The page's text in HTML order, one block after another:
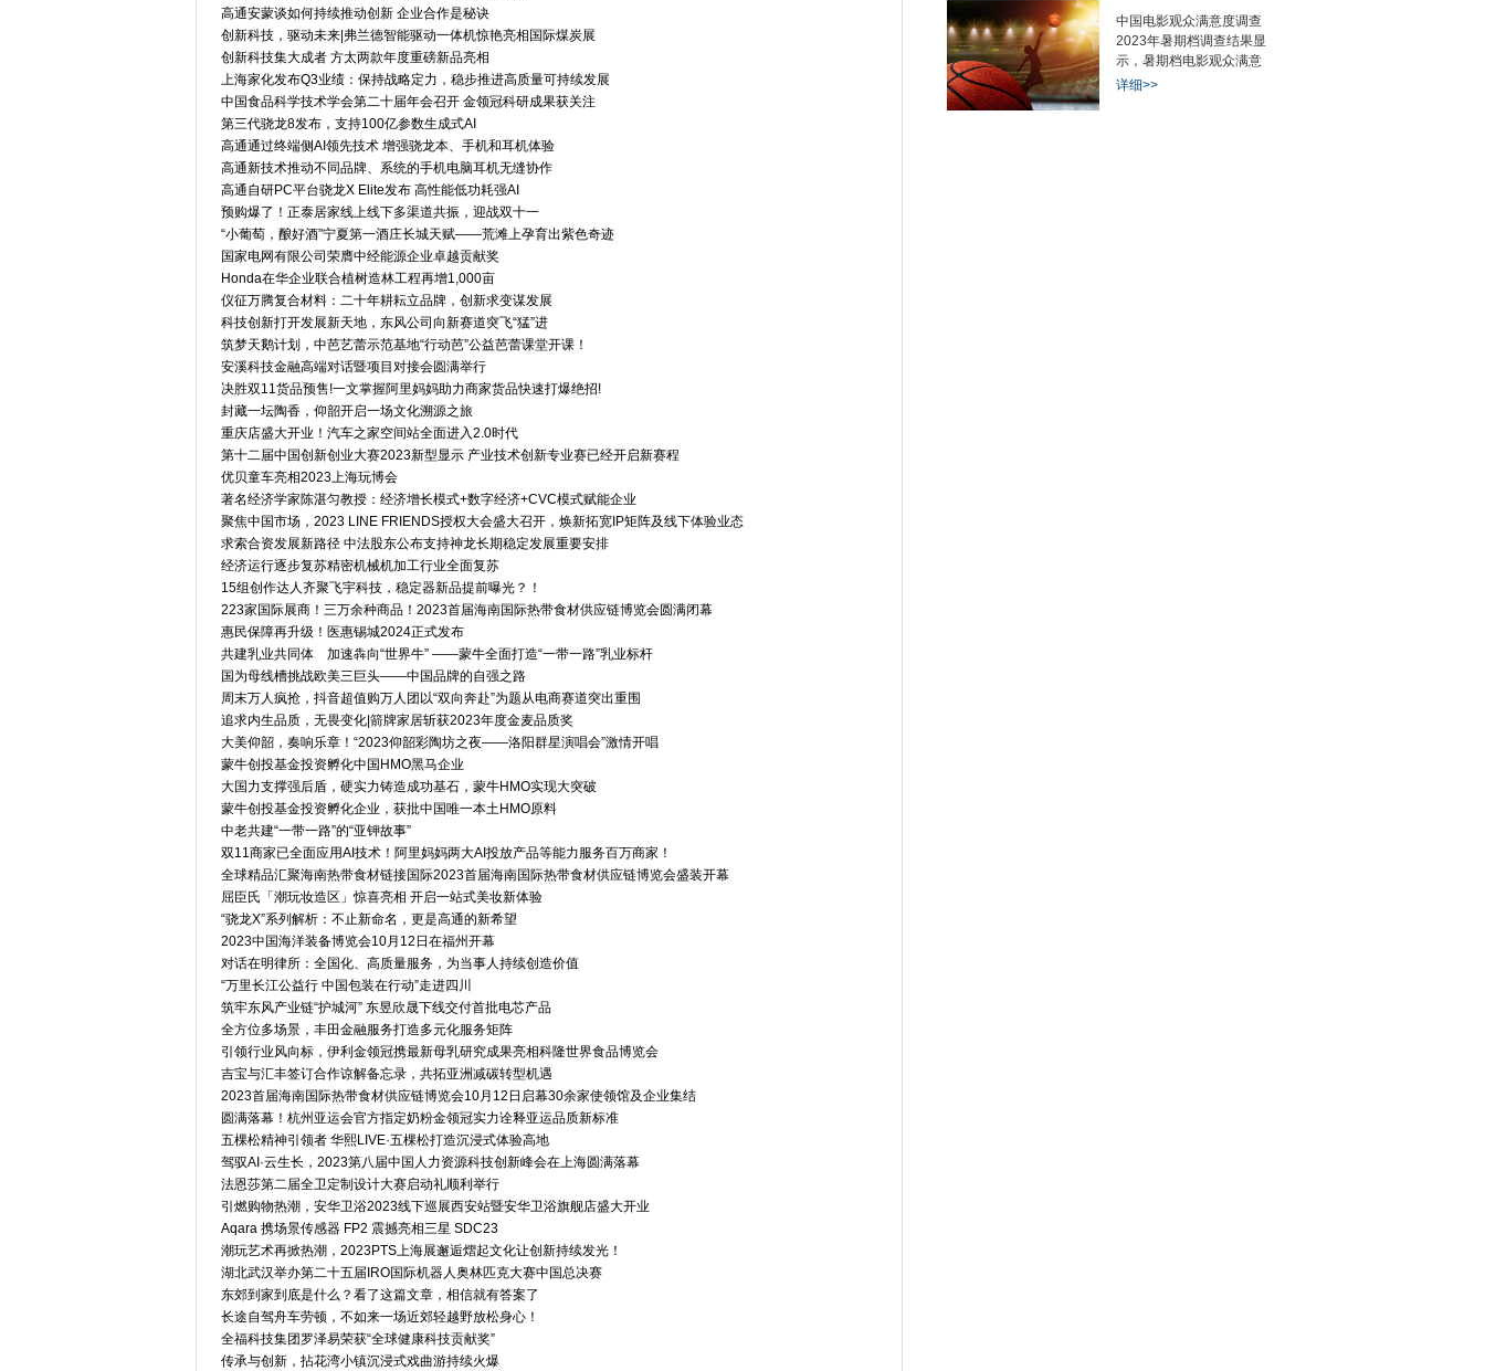
高通安蒙谈如何持续推动创新 企业合作是秘诀
创新科技，驱动未来|弗兰德智能驱动一体机惊艳亮相国际煤炭展
创新科技集大成者 方太两款年度重磅新品亮相
上海家化发布Q3业绩：保持战略定力，稳步推进高质量可持续发展
中国食品科学技术学会第二十届年会召开 金领冠科研成果获关注
第三代骁龙8发布，支持100亿参数生成式AI
高通通过终端侧AI领先技术 增强骁龙本、手机和耳机体验
高通新技术推动不同品牌、系统的手机电脑耳机无缝协作
高通自研PC平台骁龙X Elite发布 高性能低功耗强AI
预购爆了！正泰居家线上线下多渠道共振，迎战双十一
“小葡萄，酿好酒”宁夏第一酒庄长城天赋——荒滩上孕育出紫色奇迹
国家电网有限公司荣膺中经能源企业卓越贡献奖
Honda在华企业联合植树造林工程再增1,000亩
仪征万腾复合材料：二十年耕耘立品牌，创新求变谋发展
科技创新打开发展新天地，东风公司向新赛道突飞“猛”进
筑梦天鹅计划，中芭艺蕾示范基地“行动芭”公益芭蕾课堂开课！
安溪科技金融高端对话暨项目对接会圆满举行
决胜双11货品预售!一文掌握阿里妈妈助力商家货品快速打爆绝招!
封藏一坛陶香，仰韶开启一场文化溯源之旅
重庆店盛大开业！汽车之家空间站全面进入2.0时代
第十二届中国创新创业大赛2023新型显示 产业技术创新专业赛已经开启新赛程
优贝童车亮相2023上海玩博会
著名经济学家陈湛匀教授：经济增长模式+数字经济+CVC模式赋能企业
聚焦中国市场，2023 LINE FRIENDS授权大会盛大召开，焕新拓宽IP矩阵及线下体验业态
求索合资发展新路径 中法股东公布支持神龙长期稳定发展重要安排
经济运行逐步复苏精密机械机加工行业全面复苏
15组创作达人齐聚飞宇科技，稳定器新品提前曝光？！
223家国际展商！三万余种商品！2023首届海南国际热带食材供应链博览会圆满闭幕
惠民保障再升级！医惠锡城2024正式发布
共建乳业共同体 加速犇向“世界牛” ——蒙牛全面打造“一带一路”乳业标杆
国为母线槽挑战欧美三巨头——中国品牌的自强之路
周末万人疯抢，抖音超值购万人团以“双向奔赴”为题从电商赛道突出重围
追求内生品质，无畏变化|箭牌家居斩获2023年度金麦品质奖
大美仰韶，奏响乐章！“2023仰韶彩陶坊之夜——洛阳群星演唱会”激情开唱
蒙牛创投基金投资孵化中国HMO黑马企业
大国力支撑强后盾，硬实力铸造成功基石，蒙牛HMO实现大突破
蒙牛创投基金投资孵化企业，获批中国唯一本土HMO原料
中老共建“一带一路”的“亚钾故事”
双11商家已全面应用AI技术！阿里妈妈两大AI投放产品等能力服务百万商家！
全球精品汇聚海南热带食材链接国际2023首届海南国际热带食材供应链博览会盛装开幕
屈臣氏「潮玩妆造区」惊喜亮相 开启一站式美妆新体验
“骁龙X”系列解析：不止新命名，更是高通的新希望
2023中国海洋装备博览会10月12日在福州开幕
对话在明律所：全国化、高质量服务，为当事人持续创造价值
“万里长江公益行 中国包装在行动”走进四川
筑牢东风产业链“护城河” 东昱欣晟下线交付首批电芯产品
全方位多场景，丰田金融服务打造多元化服务矩阵
引领行业风向标，伊利金领冠携最新母乳研究成果亮相科隆世界食品博览会
吉宝与汇丰签订合作谅解备忘录，共拓亚洲减碳转型机遇
2023首届海南国际热带食材供应链博览会10月12日启幕30余家使领馆及企业集结
圆满落幕！杭州亚运会官方指定奶粉金领冠实力诠释亚运品质新标准
五棵松精神引领者 华熙LIVE·五棵松打造沉浸式体验高地
驾驭AI·云生长，2023第八届中国人力资源科技创新峰会在上海圆满落幕
法恩莎第二届全卫定制设计大赛启动礼顺利举行
引燃购物热潮，安华卫浴2023线下巡展西安站暨安华卫浴旗舰店盛大开业
Aqara 携场景传感器 FP2 震撼亮相三星 SDC23
潮玩艺术再掀热潮，2023PTS上海展邂逅熠起文化让创新持续发光！
湖北武汉举办第二十五届IRO国际机器人奥林匹克大赛中国总决赛
东郊到家到底是什么？看了这篇文章，相信就有答案了
长途自驾舟车劳顿，不如来一场近郊轻越野放松身心！
全福科技集团罗泽易荣获“全球健康科技贡献奖”
传承与创新，拈花湾小镇沉浸式戏曲游持续火爆
中国电影观众满意度调查
2023年暑期档调查结果显
示，暑期档电影观众满意
详细>>